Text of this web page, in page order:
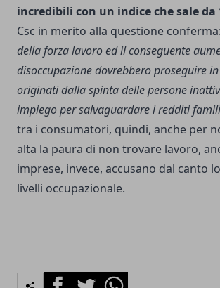
incredibili con un indice che sale da
Csc in merito alla questione
della forza lavoro ed il conseguente
disoccupazione dovrebbero proseguire
originati dalla spinta delle persone
impiego per salvaguardare i redditi
tra i consumatori, quindi, anche per
alta la paura di non trovare lavoro,
imprese, invece, accusano dal canto
livelli occupazionale.
FacebookTwitterWhatsapp